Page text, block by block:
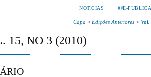
NOTÍCIAS ##E-
Capa > Edições Anteriores> Vol.
15, NO 3 (2010)